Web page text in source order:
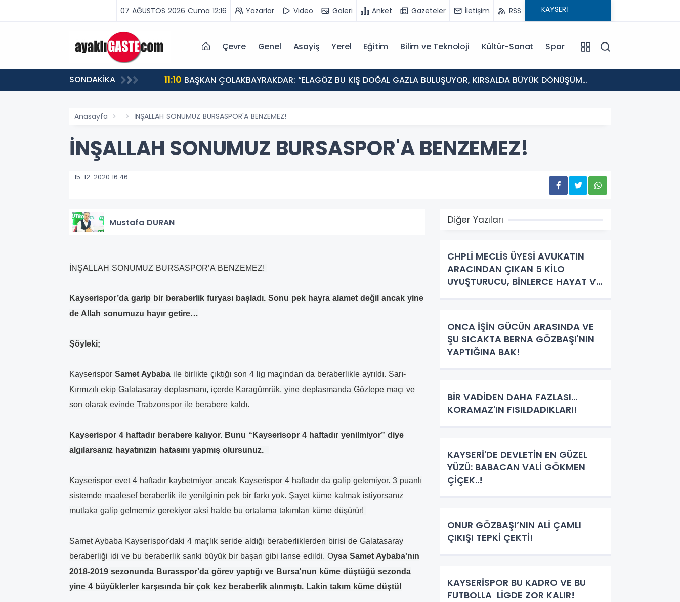
07 AĞUSTOS 2026 Cuma 12:16 Yazarlar Video Galeri Anket Gazeteler İletişim RSS
Çevre Genel Asayiş Yerel Eğitim Bilim ve Teknoloji Kültür-Sanat Spor
SONDAKİKA 11:10
BAŞLIYOR!”
Anasayfa ​​​​​​​İNŞALLAH SONUMUZ BURSASPOR'A BENZEMEZ!
​​​​​​​İNŞALLAH SONUMUZ BURSASPOR'A BENZEMEZ!
15-12-2020 16:46
Mustafa DURAN
İNŞALLAH SONUMUZ BURSASPOR’A BENZEMEZ!
Kayserispor’da garip bir beraberlik furyası başladı. Sonu pek hayra alamet değil ancak yine
de Allah sonumuzu hayır getire…
Şöyleki;
Kayserispor Samet Aybaba ile birlikte çıktığı son 4 lig maçından da beraberlikle ayrıldı. Sarı-
Kırmızılı ekip Galatasaray deplasmanı, içerde Karagümrük, yine deplasmanda Göztepe maçı ve
son olarak evinde Trabzonspor ile berabere kaldı.
Kayserispor 4 haftadır berabere kalıyor. Bunu “Kayserisopr 4 haftadır yenilmiyor” diye
algılarsanız hayatınızın hatasını yapmış olursunuz.
Kayserispor evet 4 haftadır kaybetmiyor ancak Kayserispor 4 haftadır da galip gelemiyor. 3 puanlı
sistemde maalesef beraberlik ile yenilginin pek bir farkı yok. Şayet küme kalmak istiyorsanız
mutlaka galip gelmemiz gerekiyor aksi halde bu ortalama takımları küme düşürür!
Samet Aybaba Kayserispor'daki 4 maçlık seride aldığı beraberliklerden birisi de Galatasaray
beraberliği idi ve bu beraberlik sanki büyük bir başarı gibi lanse edildi. Oysa Samet Aybaba'nın
2018-2019 sezonunda Burasspor'da görev yaptığı ve Bursa'nun küme düştüğü sezonda
yine 4 büyüklerler karşısında bir çok kez beraberlik alınmıştı. Lakin takım küme düştü!
Diğer Yazıları
CHPLİ MECLİS ÜYESİ AVUKATIN
ARACINDAN ÇIKAN 5 KİLO
UYUŞTURUCU, BİNLERCE HAYAT VE
ONCA İŞİN GÜCÜN ARASINDA VE
ŞU SICAKTA BERNA GÖZBAŞI'NIN
YAPTIĞINA BAK!
BİR VADİDEN DAHA FAZLASI…
KORAMAZ'IN FISILDADIKLARI!
KAYSERİ'DE DEVLETİN EN GÜZEL
YÜZÜ: BABACAN VALİ GÖKMEN
ÇİÇEK..!
ONUR GÖZBAŞI’NIN ALİ ÇAMLI
ÇIKIŞI TEPKİ ÇEKTİ!
KAYSERİSPOR BU KADRO VE BU
FUTBOLLA LİGDE ZOR KALIR!